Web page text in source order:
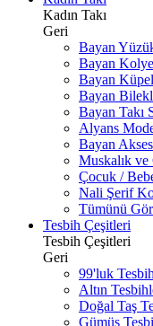
Kadın Takı
Geri
Bayan
Bayan
Bayan
Bayan
Bayan Takı
Alyans
Bayan
Muskalık ve
Çocuk /
Nali Şerif
Tümünü Gör
Tesbih Çeşitleri
Tesbih Çeşitleri
Geri
99'luk
Altın
Doğal Taş
Gümüş